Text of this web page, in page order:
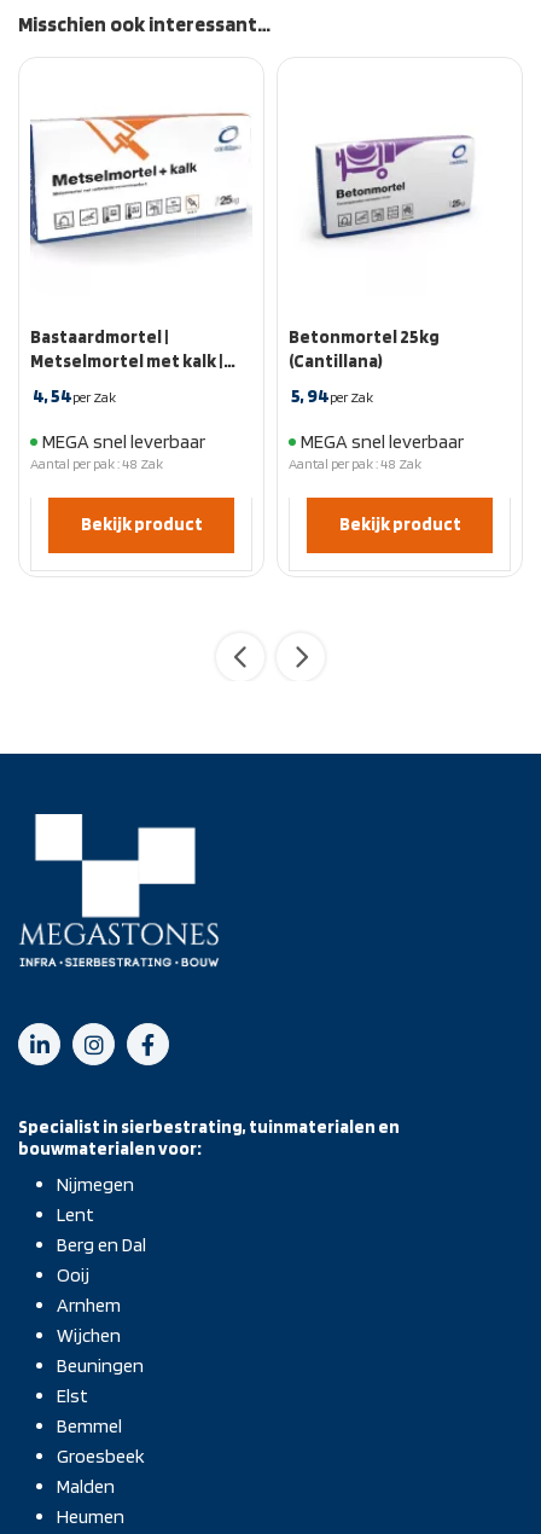
Misschien ook interessant…
Bastaardmortel |
Metselmortel met kalk |
Zak 25 kg
4,54per Zak
MEGA snel leverbaar
Aantal per pak : 48 Zak
Bekijk product
Betonmortel 25kg
(Cantillana)
5,94per Zak
MEGA snel leverbaar
Aantal per pak : 48 Zak
Bekijk product
Specialist in sierbestrating, tuinmaterialen en
bouwmaterialen voor:
Nijmegen
Lent
Berg en Dal
Ooij
Arnhem
Wijchen
Beuningen
Elst
Bemmel
Groesbeek
Malden
Heumen